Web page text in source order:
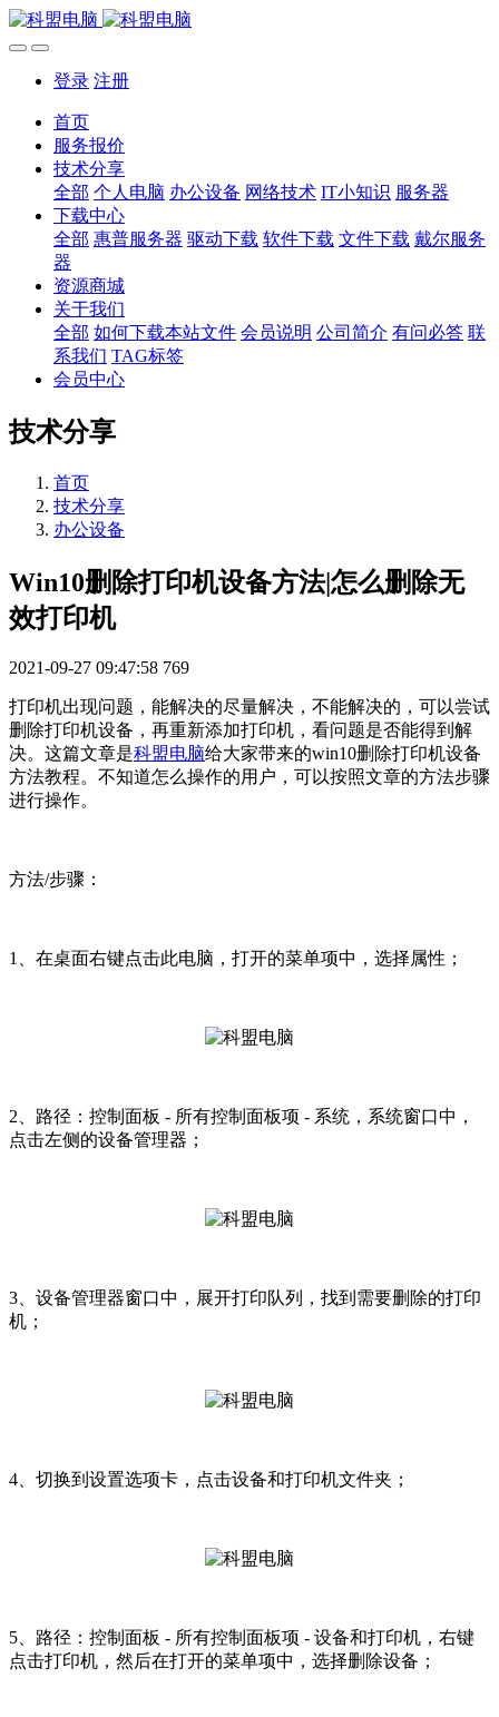
登录 注册
首页
服务报价
技术分享
全部 个人电脑 办公设备 网络技术 IT小知识 服务器
下载中心
全部 惠普服务器 驱动下载 软件下载 文件下载 戴尔服务
器
资源商城
关于我们
全部 如何下载本站文件 会员说明 公司简介 有问必答 联
系我们 TAG标签
会员中心
技术分享
首页
技术分享
办公设备
Win10删除打印机设备方法|怎么删除无
效打印机
2021-09-27 09:47:58 769
打印机出现问题，能解决的尽量解决，不能解决的，可以尝试
删除打印机设备，再重新添加打印机，看问题是否能得到解
决。这篇文章是科盟电脑给大家带来的win10删除打印机设备
方法教程。不知道怎么操作的用户，可以按照文章的方法步骤
进行操作。
方法/步骤：
1、在桌面右键点击此电脑，打开的菜单项中，选择属性；
2、路径：控制面板 - 所有控制面板项 - 系统，系统窗口中，
点击左侧的设备管理器；
3、设备管理器窗口中，展开打印队列，找到需要删除的打印
机；
4、切换到设置选项卡，点击设备和打印机文件夹；
5、路径：控制面板 - 所有控制面板项 - 设备和打印机，右键
点击打印机，然后在打开的菜单项中，选择删除设备；